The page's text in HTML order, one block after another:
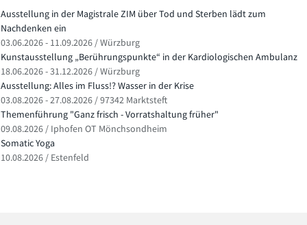
Ausstellung in der Magistrale ZIM über Tod und Sterben lädt zum
Nachdenken ein
03.06.2026 - 11.09.2026 / Würzburg
Kunstausstellung „Berührungspunkte“ in der Kardiologischen Ambulanz
18.06.2026 - 31.12.2026 / Würzburg
Ausstellung: Alles im Fluss!? Wasser in der Krise
03.08.2026 - 27.08.2026 / 97342 Marktsteft
Themenführung "Ganz frisch - Vorratshaltung früher"
09.08.2026 / Iphofen OT Mönchsondheim
Somatic Yoga
10.08.2026 / Estenfeld